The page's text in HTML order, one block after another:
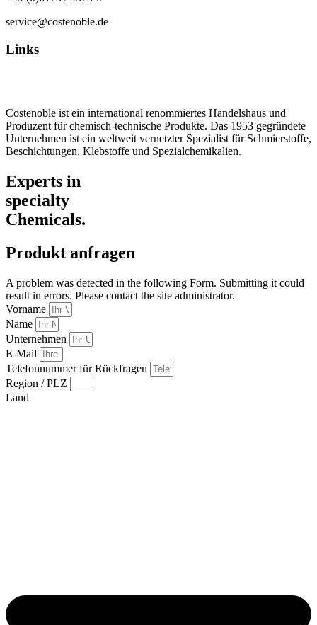
service@costenoble.de
Links
Costenoble ist ein international renommiertes Handelshaus und
Produzent für chemisch-technische Produkte. Das 1953 gegründete
Unternehmen ist ein weltweit vernetzter Spezialist für Schmierstoffe,
Beschichtungen, Klebstoffe und Spezialchemikalien.
Experts in
specialty
Chemicals.
Produkt anfragen
A problem was detected in the following Form. Submitting it could
result in errors. Please contact the site administrator.
Vorname
Name
Unternehmen
E-Mail
Telefonnummer für Rückfragen
Region / PLZ
Land